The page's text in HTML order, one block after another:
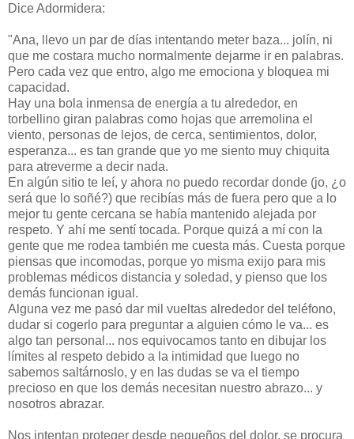
Dice Adormidera:
"Ana, llevo un par de días intentando meter baza... jolín, ni
que me costara mucho normalmente dejarme ir en palabras.
Pero cada vez que entro, algo me emociona y bloquea mi
capacidad.
Hay una bola inmensa de energía a tu alrededor, en
torbellino giran palabras como hojas que arremolina el
viento, personas de lejos, de cerca, sentimientos, dolor,
esperanza... es tan grande que yo me siento muy chiquita
para atreverme a decir nada.
En algún sitio te leí, y ahora no puedo recordar donde (jo, ¿o
será que lo soñé?) que recibías más de fuera pero que a lo
mejor tu gente cercana se había mantenido alejada por
respeto. Y ahí me sentí tocada. Porque quizá a mí con la
gente que me rodea también me cuesta más. Cuesta porque
piensas que incomodas, porque yo misma exijo para mis
problemas médicos distancia y soledad, y pienso que los
demás funcionan igual.
Alguna vez me pasó dar mil vueltas alrededor del teléfono,
dudar si cogerlo para preguntar a alguien cómo le va... es
algo tan personal... nos equivocamos tanto en dibujar los
límites al respeto debido a la intimidad que luego no
sabemos saltárnoslo, y en las dudas se va el tiempo
precioso en que los demás necesitan nuestro abrazo... y
nosotros abrazar.
Nos intentan proteger desde pequeños del dolor, se procura